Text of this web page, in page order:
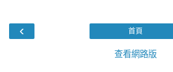
‹ 首頁
查看網路版